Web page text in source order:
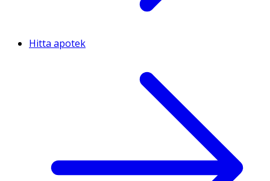
Hitta apotek